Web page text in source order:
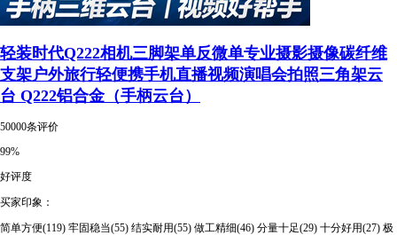
轻装时代Q222相机三脚架单反微单专业摄影摄像碳纤维
支架户外旅行轻便携手机直播视频演唱会拍照三角架云
台 Q222铝合金（手柄云台）
50000条评价
99%
好评度
买家印象：
简单方便(119) 牢固稳当(55) 结实耐用(55) 做工精细(46) 分量十足(29) 十分好用(27) 极